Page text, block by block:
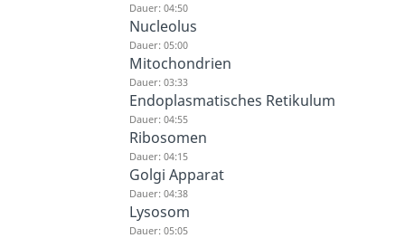
Dauer: 04:50
Nucleolus
Dauer: 05:00
Mitochondrien
Dauer: 03:33
Endoplasmatisches Retikulum
Dauer: 04:55
Ribosomen
Dauer: 04:15
Golgi Apparat
Dauer: 04:38
Lysosom
Dauer: 05:05